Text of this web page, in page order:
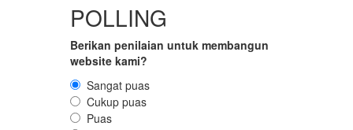
POLLING
Berikan penilaian untuk membangun
website kami?
Sangat puas
Cukup puas
Puas